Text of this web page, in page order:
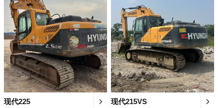
现代225 现代215VS